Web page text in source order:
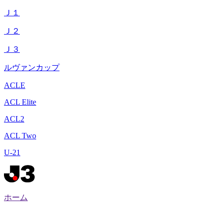
Ｊ１
Ｊ２
Ｊ３
ルヴァンカップ
ACLE
ACL Elite
ACL2
ACL Two
U-21
ホーム